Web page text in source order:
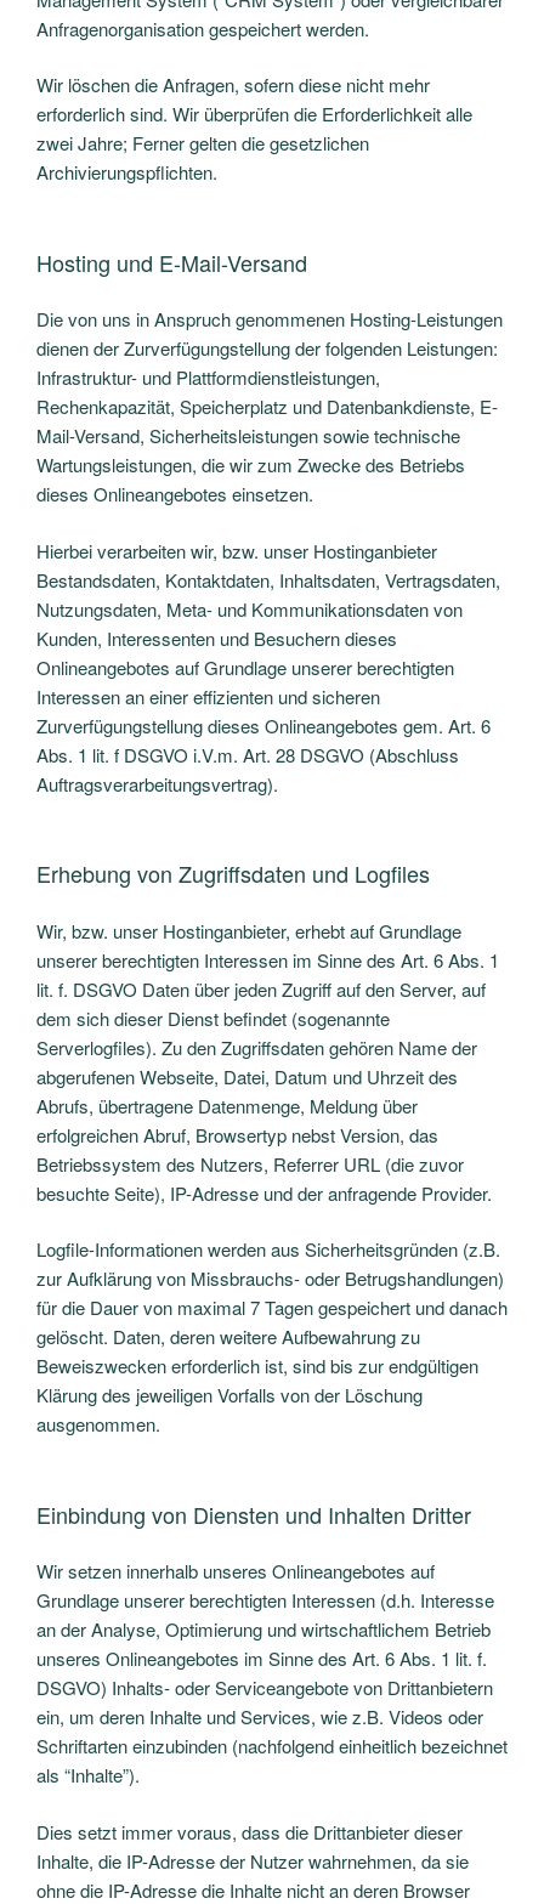
Anfragenorganisation gespeichert werden.
Wir löschen die Anfragen, sofern diese nicht mehr
erforderlich sind. Wir überprüfen die Erforderlichkeit alle
zwei Jahre; Ferner gelten die gesetzlichen
Archivierungspflichten.
Hosting und E-Mail-Versand
Die von uns in Anspruch genommenen Hosting-Leistungen
dienen der Zurverfügungstellung der folgenden Leistungen:
Infrastruktur- und Plattformdienstleistungen,
Rechenkapazität, Speicherplatz und Datenbankdienste, E-
Mail-Versand, Sicherheitsleistungen sowie technische
Wartungsleistungen, die wir zum Zwecke des Betriebs
dieses Onlineangebotes einsetzen.
Hierbei verarbeiten wir, bzw. unser Hostinganbieter
Bestandsdaten, Kontaktdaten, Inhaltsdaten, Vertragsdaten,
Nutzungsdaten, Meta- und Kommunikationsdaten von
Kunden, Interessenten und Besuchern dieses
Onlineangebotes auf Grundlage unserer berechtigten
Interessen an einer effizienten und sicheren
Zurverfügungstellung dieses Onlineangebotes gem. Art. 6
Abs. 1 lit. f DSGVO i.V.m. Art. 28 DSGVO (Abschluss
Auftragsverarbeitungsvertrag).
Erhebung von Zugriffsdaten und Logfiles
Wir, bzw. unser Hostinganbieter, erhebt auf Grundlage
unserer berechtigten Interessen im Sinne des Art. 6 Abs. 1
lit. f. DSGVO Daten über jeden Zugriff auf den Server, auf
dem sich dieser Dienst befindet (sogenannte
Serverlogfiles). Zu den Zugriffsdaten gehören Name der
abgerufenen Webseite, Datei, Datum und Uhrzeit des
Abrufs, übertragene Datenmenge, Meldung über
erfolgreichen Abruf, Browsertyp nebst Version, das
Betriebssystem des Nutzers, Referrer URL (die zuvor
besuchte Seite), IP-Adresse und der anfragende Provider.
Logfile-Informationen werden aus Sicherheitsgründen (z.B.
zur Aufklärung von Missbrauchs- oder Betrugshandlungen)
für die Dauer von maximal 7 Tagen gespeichert und danach
gelöscht. Daten, deren weitere Aufbewahrung zu
Beweiszwecken erforderlich ist, sind bis zur endgültigen
Klärung des jeweiligen Vorfalls von der Löschung
ausgenommen.
Einbindung von Diensten und Inhalten Dritter
Wir setzen innerhalb unseres Onlineangebotes auf
Grundlage unserer berechtigten Interessen (d.h. Interesse
an der Analyse, Optimierung und wirtschaftlichem Betrieb
unseres Onlineangebotes im Sinne des Art. 6 Abs. 1 lit. f.
DSGVO) Inhalts- oder Serviceangebote von Drittanbietern
ein, um deren Inhalte und Services, wie z.B. Videos oder
Schriftarten einzubinden (nachfolgend einheitlich bezeichnet
als “Inhalte”).
Dies setzt immer voraus, dass die Drittanbieter dieser
Inhalte, die IP-Adresse der Nutzer wahrnehmen, da sie
ohne die IP-Adresse die Inhalte nicht an deren Browser